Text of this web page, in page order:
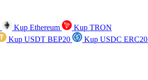
Kup Ethereum
Kup TRON
Kup USDT BEP20 Kup USDC ERC20